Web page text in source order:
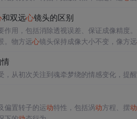
和双远心镜头的区别
作用，包括消除透视误差、保证成像精度
。物方远心镜头保持成像大小不变，像方远
，从初次关注到魂牵梦绕的情感变化，提
偏置转子的运动特性，包括涡动方程、摆动